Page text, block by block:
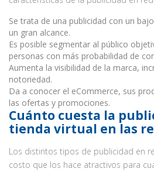
Se trata de una publicidad con un
un gran alcance.
Es posible segmentar al público
personas con más probabilidad de
Aumenta la visibilidad de la marca,
notoriedad.
Da a conocer el eCommerce, sus
las ofertas y promociones.
Cuánto cuesta la
tienda virtual en las
Los distintos tipos de publicidad en
costo que los hace atractivos para